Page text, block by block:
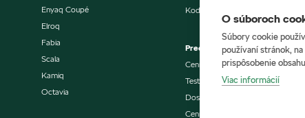
Enyaq Coupé
Elroq
Fabia
Scala
Kamiq
Octavia
Kodiaq
Predaj vozidiel
Cenníky a katalógy
Testovacia jazda
Dostupné vozidlá skladom
Cenníky a katalógy
O súboroch
Súbory cookie
používaní stránok,
prispôsobenie
Viac informácií